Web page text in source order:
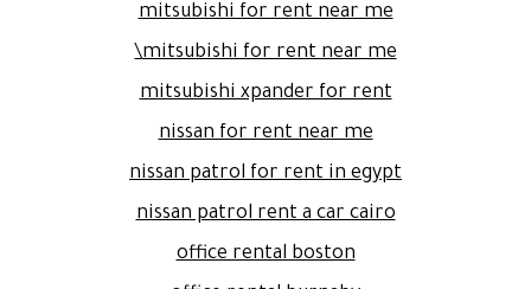
mitsubishi for rent near me
mitsubishi for rent near me\
mitsubishi xpander for rent
nissan for rent near me
nissan patrol for rent in egypt
nissan patrol rent a car cairo
office rental boston